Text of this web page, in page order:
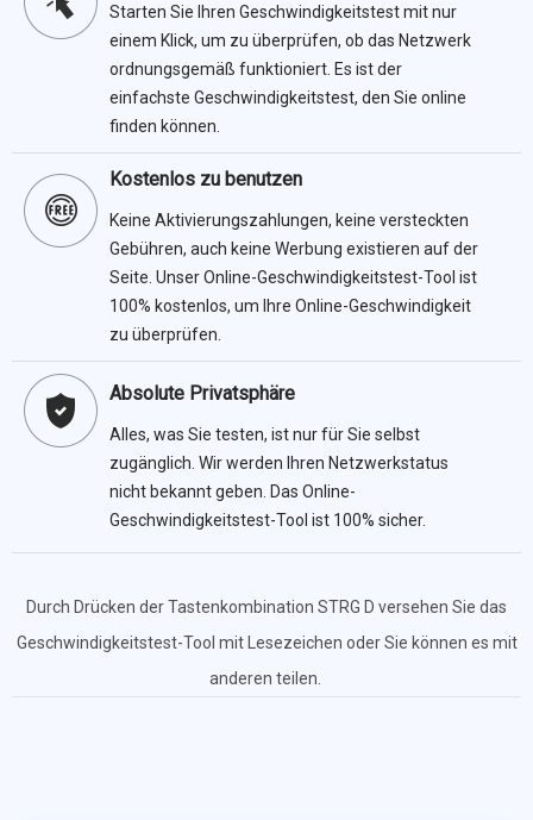
Starten Sie Ihren Geschwindigkeitstest mit nur
einem Klick, um zu überprüfen, ob das Netzwerk
ordnungsgemäß funktioniert. Es ist der
einfachste Geschwindigkeitstest, den Sie online
finden können.
Kostenlos zu benutzen
Keine Aktivierungszahlungen, keine versteckten
Gebühren, auch keine Werbung existieren auf der
Seite. Unser Online-Geschwindigkeitstest-Tool ist
100% kostenlos, um Ihre Online-Geschwindigkeit
zu überprüfen.
Absolute Privatsphäre
Alles, was Sie testen, ist nur für Sie selbst
zugänglich. Wir werden Ihren Netzwerkstatus
nicht bekannt geben. Das Online-
Geschwindigkeitstest-Tool ist 100% sicher.
Durch Drücken der Tastenkombination STRG D versehen Sie das
Geschwindigkeitstest-Tool mit Lesezeichen oder Sie können es mit
anderen teilen.